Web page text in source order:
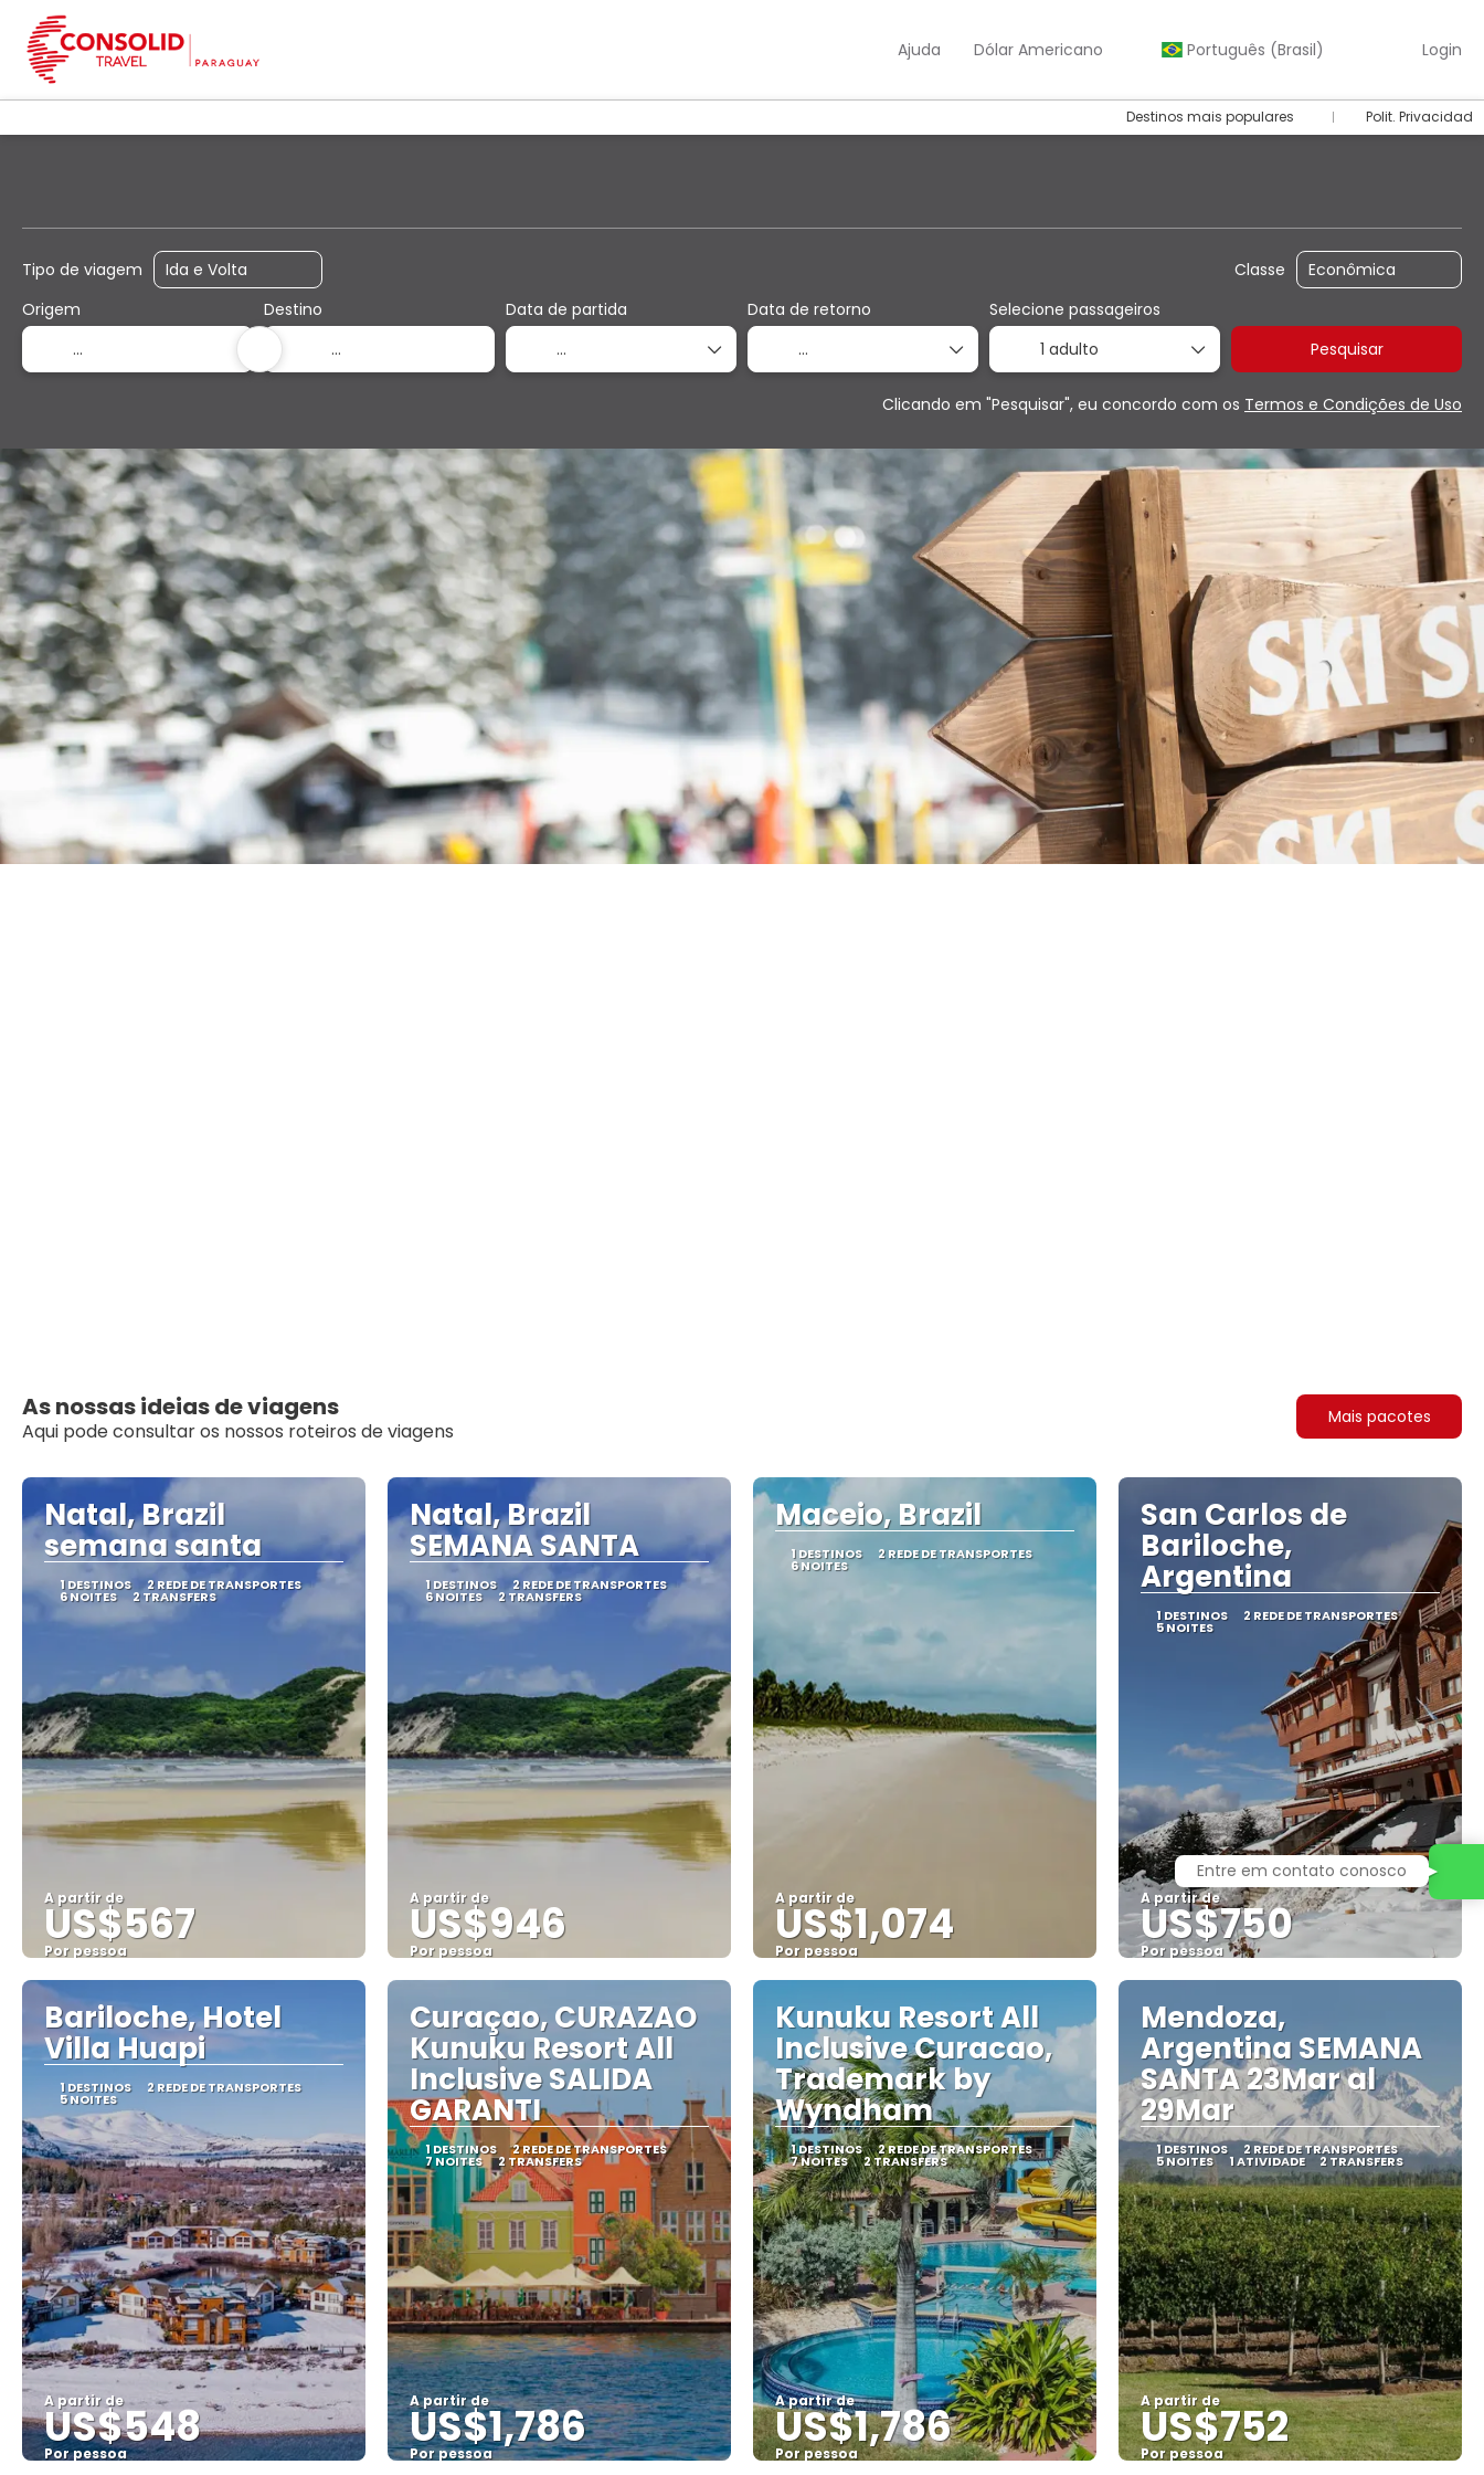
Ajuda Dólar Americano Português (Brasil) Login
Destinos mais populares Polit. Privacidad
Tipo de viagem
Classe
Origem
Destino Data de partida Data de retorno
Selecione passageiros
1 adulto
Pesquisar
Clicando em "Pesquisar", eu concordo com os Termos e Condições de Uso
As nossas ideias de viagens
Aqui pode consultar os nossos roteiros de viagens
Mais pacotes
Natal, Brazil
semana santa
1 DESTINOS 2 REDE DE TRANSPORTES
6 NOITES 2 TRANSFERS
A partir de
US$567
Por pessoa
Saiba mais
Natal, Brazil
SEMANA SANTA
1 DESTINOS 2 REDE DE TRANSPORTES
6 NOITES 2 TRANSFERS
A partir de
US$946
Por pessoa
Saiba mais
Maceio, Brazil
1 DESTINOS 2 REDE DE TRANSPORTES
6 NOITES
A partir de
US$1,074
Por pessoa
Saiba mais
San Carlos de
Bariloche,
Argentina
1 DESTINOS 2 REDE DE TRANSPORTES
5 NOITES
A partir de
US$750
Por pessoa
Saiba mais
Bariloche, Hotel
Villa Huapi
1 DESTINOS 2 REDE DE TRANSPORTES
5 NOITES
A partir de
US$548
Por pessoa
Curaçao, CURAZAO
Kunuku Resort All
Inclusive SALIDA
GARANTI
1 DESTINOS 2 REDE DE TRANSPORTES
7 NOITES 2 TRANSFERS
A partir de
US$1,786
Por pessoa
Kunuku Resort All
Inclusive Curacao,
Trademark by
Wyndham
1 DESTINOS 2 REDE DE TRANSPORTES
7 NOITES 2 TRANSFERS
A partir de
US$1,786
Por pessoa
Mendoza,
Argentina SEMANA
SANTA 23Mar al
29Mar
1 DESTINOS 2 REDE DE TRANSPORTES
5 NOITES 1 ATIVIDADE 2 TRANSFERS
A partir de
US$752
Por pessoa
Entre em contato conosco